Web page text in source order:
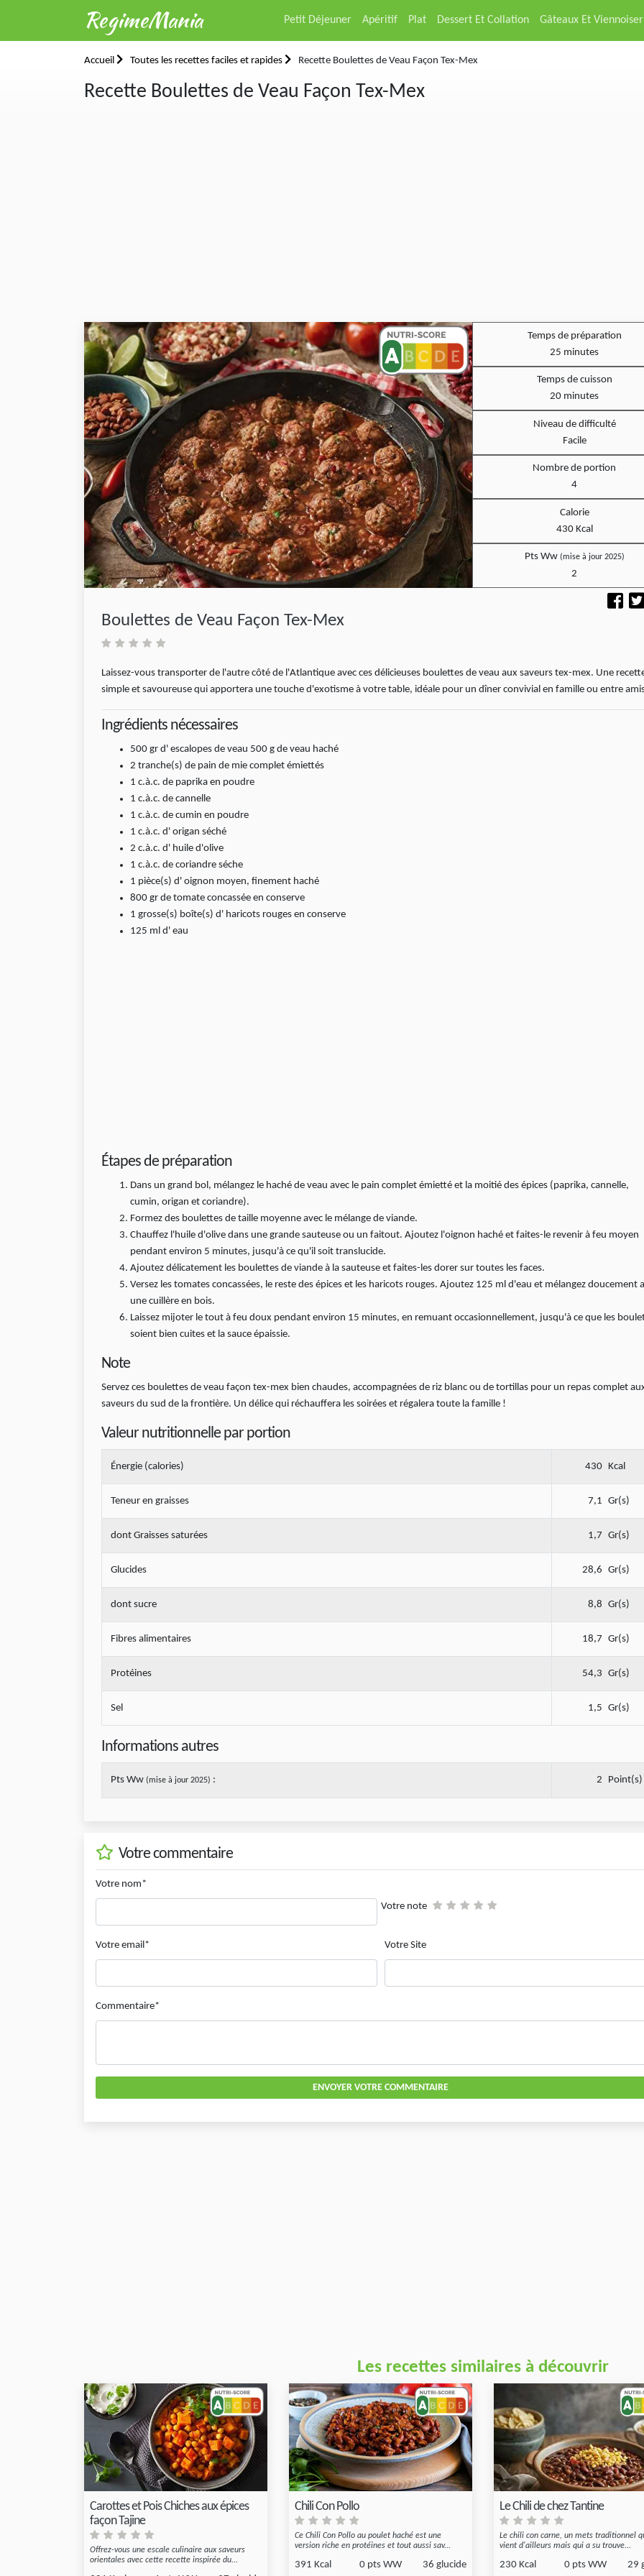
RegimeMania Petit Déjeuner Apéritif Plat Dessert Et Collation Gâteaux Et
Accueil Toutes les recettes faciles et rapides Recette Boulettes de Veau Façon Tex-Mex
Recette Boulettes de Veau Façon Tex-Mex
Temps de préparation
25 minutes
Temps de cuisson
20 minutes
Niveau de difficulté
Facile
Nombre de portion
4
Calorie
430 Kcal
Pts Ww (mise à jour 2025)
2
Boulettes de Veau Façon Tex-Mex
Laissez-vous transporter de l'autre côté de l'Atlantique avec ces délicieuses boulettes de veau aux saveurs tex-mex. Une
simple et savoureuse qui apportera une touche d'exotisme à votre table, idéale pour un dîner convivial en famille ou entre
Ingrédients nécessaires
500 gr d' escalopes de veau 500 g de veau haché
2 tranche(s) de pain de mie complet émiettés
1 c.à.c. de paprika en poudre
1 c.à.c. de cannelle
1 c.à.c. de cumin en poudre
1 c.à.c. d' origan séché
2 c.à.c. d' huile d'olive
1 c.à.c. de coriandre séche
1 pièce(s) d' oignon moyen, finement haché
800 gr de tomate concassée en conserve
1 grosse(s) boîte(s) d' haricots rouges en conserve
125 ml d' eau
Étapes de préparation
Dans un grand bol, mélangez le haché de veau avec le pain complet émietté et la moitié des épices (paprika, cannelle,
cumin, origan et coriandre).
Formez des boulettes de taille moyenne avec le mélange de viande.
Chauffez l'huile d'olive dans une grande sauteuse ou un faitout. Ajoutez l'oignon haché et faites-le revenir à feu moyen
pendant environ 5 minutes, jusqu'à ce qu'il soit translucide.
Ajoutez délicatement les boulettes de viande à la sauteuse et faites-les dorer sur toutes les faces.
Versez les tomates concassées, le reste des épices et les haricots rouges. Ajoutez 125 ml d'eau et mélangez doucement
une cuillère en bois.
Laissez mijoter le tout à feu doux pendant environ 15 minutes, en remuant occasionnellement, jusqu'à ce que les
soient bien cuites et la sauce épaissie.
Note
Servez ces boulettes de veau façon tex-mex bien chaudes, accompagnées de riz blanc ou de tortillas pour un repas complet
saveurs du sud de la frontière. Un délice qui réchauffera les soirées et régalera toute la famille !
Valeur nutritionnelle par portion
Énergie (calories) 430 Kcal
Teneur en graisses 7,1 Gr(s)
dont Graisses saturées 1,7 Gr(s)
Glucides 28,6 Gr(s)
dont sucre 8,8 Gr(s)
Fibres alimentaires 18,7 Gr(s)
Protéines 54,3 Gr(s)
Sel 1,5 Gr(s)
Informations autres
Pts Ww (mise à jour 2025) : 2 Point(s)
Votre commentaire
Votre nom*
Votre note
Votre email* Votre Site
Commentaire*
ENVOYER VOTRE COMMENTAIRE
Les recettes similaires à découvrir
Carottes et Pois Chiches aux épices
façon Tajine
Offrez-vous une escale culinaire aux saveurs
orientales avec cette recette inspirée du...
Chili Con Pollo
Ce Chili Con Pollo au poulet haché est une
version riche en protéines et tout aussi sav...
391 Kcal 0 pts WW 36 glucide
Le Chili de chez Tantine
Le chili con carne, un mets traditionnel
vient d'ailleurs mais qui a su trouve...
230 Kcal 0 pts WW 29